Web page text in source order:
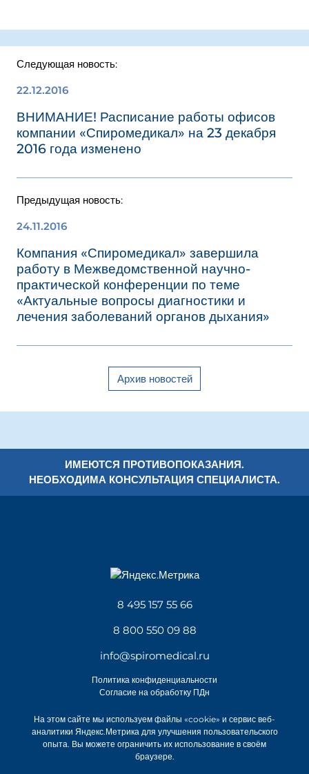
Следующая новость:
22.12.2016
ВНИМАНИЕ! Расписание работы офисов
компании «Спиромедикал» на 23 декабря
2016 года изменено
Предыдущая новость:
24.11.2016
Компания «Спиромедикал» завершила
работу в Межведомственной научно-
практической конференции по теме
«Актуальные вопросы диагностики и
лечения заболеваний органов дыхания»
Архив новостей
ИМЕЮТСЯ ПРОТИВОПОКАЗАНИЯ.
НЕОБХОДИМА КОНСУЛЬТАЦИЯ СПЕЦИАЛИСТА.
8 495 157 55 66
8 800 550 09 88
info@spiromedical.ru
Политика конфиденциальности
Согласие на обработку ПДн
На этом сайте мы используем файлы «cookie» и сервис веб-
аналитики Яндекс.Метрика для улучшения пользовательского
опыта. Вы можете ограничить их использование в своём
браузере.